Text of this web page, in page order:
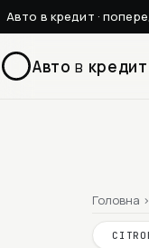
Авто в кредит ·
Авто в кредит
Головна ›